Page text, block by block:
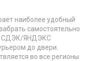
наиболее удобный
самостоятельно
СДЭК/ЯНДЭКС
до двери.
во все регионы